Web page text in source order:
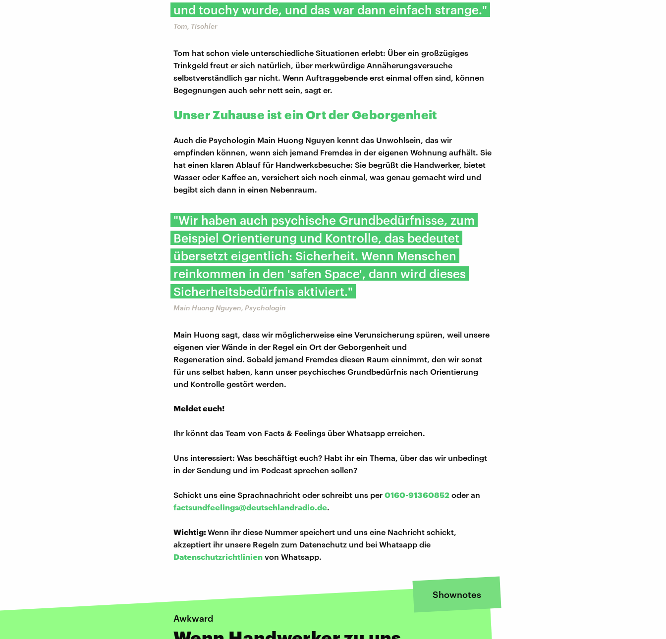
und touchy wurde, und das war dann einfach strange."
Tom, Tischler
Tom hat schon viele unterschiedliche Situationen erlebt: Über ein großzügiges
Trinkgeld freut er sich natürlich, über merkwürdige Annäherungsversuche
selbstverständlich gar nicht. Wenn Auftraggebende erst einmal offen sind, können
Begegnungen auch sehr nett sein, sagt er.
Unser Zuhause ist ein Ort der Geborgenheit
Auch die Psychologin Main Huong Nguyen kennt das Unwohlsein, das wir
empfinden können, wenn sich jemand Fremdes in der eigenen Wohnung aufhält. Sie
hat einen klaren Ablauf für Handwerksbesuche: Sie begrüßt die Handwerker, bietet
Wasser oder Kaffee an, versichert sich noch einmal, was genau gemacht wird und
begibt sich dann in einen Nebenraum.
"Wir haben auch psychische Grundbedürfnisse, zum
Beispiel Orientierung und Kontrolle, das bedeutet
übersetzt eigentlich: Sicherheit. Wenn Menschen
reinkommen in den 'safen Space', dann wird dieses
Sicherheitsbedürfnis aktiviert."
Main Huong Nguyen, Psychologin
Main Huong sagt, dass wir möglicherweise eine Verunsicherung spüren, weil unsere
eigenen vier Wände in der Regel ein Ort der Geborgenheit und
Regeneration sind. Sobald jemand Fremdes diesen Raum einnimmt, den wir sonst
für uns selbst haben, kann unser psychisches Grundbedürfnis nach Orientierung
und Kontrolle gestört werden.
Meldet euch!
Ihr könnt das Team von Facts & Feelings über Whatsapp erreichen.
Uns interessiert: Was beschäftigt euch? Habt ihr ein Thema, über das wir unbedingt
in der Sendung und im Podcast sprechen sollen?
Schickt uns eine Sprachnachricht oder schreibt uns per 0160-91360852 oder an
factsundfeelings@deutschlandradio.de.
Wichtig:Wenn ihr diese Nummer speichert und uns eine Nachricht schickt,
akzeptiert ihr unsere Regeln zum Datenschutz und bei Whatsapp die
Datenschutzrichtlinien von Whatsapp.
Shownotes
Awkward